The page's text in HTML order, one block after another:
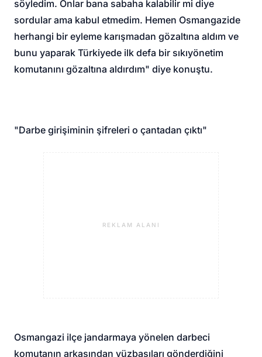
söyledim. Onlar bana sabaha kalabilir mi diye
sordular ama kabul etmedim. Hemen Osmangazide
herhangi bir eyleme karışmadan gözaltına aldım ve
bunu yaparak Türkiyede ilk defa bir sıkıyönetim
komutanını gözaltına aldırdım" diye konuştu.
"Darbe girişiminin şifreleri o çantadan çıktı"
REKLAM ALANI
Osmangazi ilçe jandarmaya yönelen darbeci
komutanın arkasından yüzbaşıları gönderdiğini